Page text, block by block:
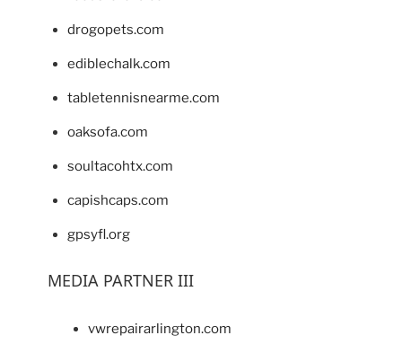
drogopets.com
ediblechalk.com
tabletennisnearme.com
oaksofa.com
soultacohtx.com
capishcaps.com
gpsyfl.org
MEDIA PARTNER III
vwrepairarlington.com